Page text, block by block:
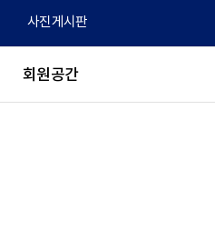
사진게시판
회원공간